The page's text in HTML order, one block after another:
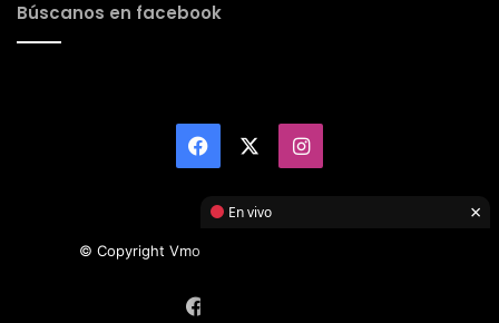
Búscanos en facebook
Facebook Instagram
© Copyright Vmotor TI 2026, All Rights Reserved
En vivo ×